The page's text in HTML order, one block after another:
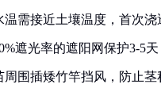
温需接近土壤温度，首次
遮光率的遮阳网保护3-5
周围插矮竹竿挡风，防止茎